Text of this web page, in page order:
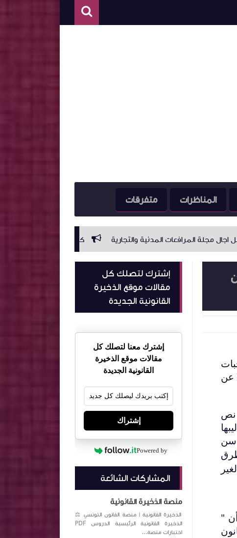
المناظرات متفرقات
المدنية والتجارية كامل اجال مجلة الاجراءات الجزائية
عن
نص
سن
فقد جاء بالفصل 10 منه أن "
إشترك لتصلك كل
مقالات موقع الذخيرة
القانونية الجديدة
إشترك معنا لتصلك كل
مقالات موقع الذخيرة
القانونية الجديدة
إشتراك
Powered by
المشاركات الشائعة
منصة الذخيرة القانونية
الذخيرة القانونية | منصة القانون التونسي ⚖️
الذخيرة القانونية الرئيسية الدروس PDF
اختبارات منصة...